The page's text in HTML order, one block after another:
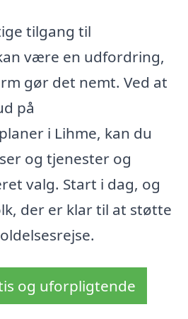
tilgang til
være en udfordring,
gør det nemt. Ved at
på
i Lihme, kan du
og tjenester og
valg. Start i dag, og
der er klar til at støtte
og uforpligtende